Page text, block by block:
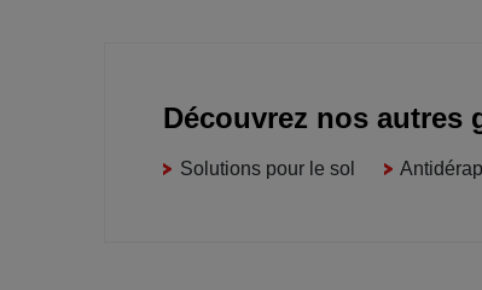
Découvrez nos autres
Solutions pour le sol